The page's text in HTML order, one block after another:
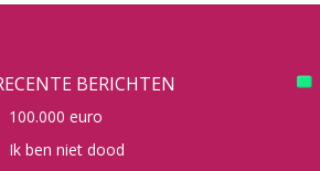
BERICHTEN
100.000 euro
Ik ben niet dood